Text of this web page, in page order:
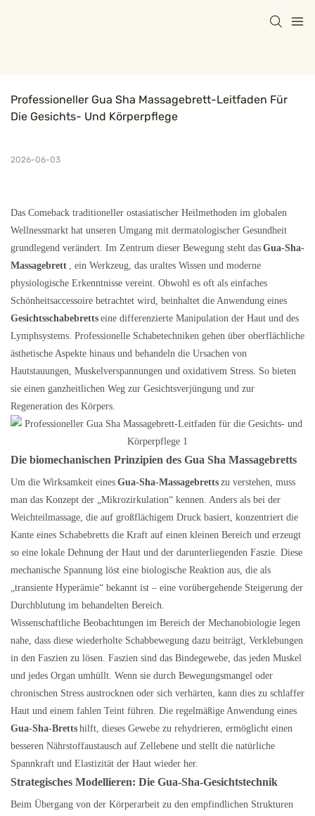
Professioneller Gua Sha Massagebrett-Leitfaden Für
Die Gesichts- Und Körperpflege
2026-06-03
Das Comeback traditioneller ostasiatischer Heilmethoden im globalen
Wellnessmarkt hat unseren Umgang mit dermatologischer Gesundheit
grundlegend verändert. Im Zentrum dieser Bewegung steht das Gua-Sha-
Massagebrett , ein Werkzeug, das uraltes Wissen und moderne
physiologische Erkenntnisse vereint. Obwohl es oft als einfaches
Schönheitsaccessoire betrachtet wird, beinhaltet die Anwendung eines
Gesichtsschabebretts eine differenzierte Manipulation der Haut und des
Lymphsystems. Professionelle Schabetechniken gehen über oberflächliche
ästhetische Aspekte hinaus und behandeln die Ursachen von
Hautstauungen, Muskelverspannungen und oxidativem Stress. So bieten
sie einen ganzheitlichen Weg zur Gesichtsverjüngung und zur
Regeneration des Körpers.
Die biomechanischen Prinzipien des Gua Sha Massagebretts
Um die Wirksamkeit eines Gua-Sha-Massagebretts zu verstehen, muss
man das Konzept der „Mikrozirkulation“ kennen. Anders als bei der
Weichteilmassage, die auf großflächigem Druck basiert, konzentriert die
Kante eines Schabebretts die Kraft auf einen kleinen Bereich und erzeugt
so eine lokale Dehnung der Haut und der darunterliegenden Faszie. Diese
mechanische Spannung löst eine biologische Reaktion aus, die als
„transiente Hyperämie“ bekannt ist – eine vorübergehende Steigerung der
Durchblutung im behandelten Bereich.
Wissenschaftliche Beobachtungen im Bereich der Mechanobiologie legen
nahe, dass diese wiederholte Schabbewegung dazu beiträgt, Verklebungen
in den Faszien zu lösen. Faszien sind das Bindegewebe, das jeden Muskel
und jedes Organ umhüllt. Wenn sie durch Bewegungsmangel oder
chronischen Stress austrocknen oder sich verhärten, kann dies zu schlaffer
Haut und einem fahlen Teint führen. Die regelmäßige Anwendung eines
Gua-Sha-Bretts hilft, dieses Gewebe zu rehydrieren, ermöglicht einen
besseren Nährstoffaustausch auf Zellebene und stellt die natürliche
Spannkraft und Elastizität der Haut wieder her.
Strategisches Modellieren: Die Gua-Sha-Gesichtstechnik
Beim Übergang von der Körperarbeit zu den empfindlichen Strukturen